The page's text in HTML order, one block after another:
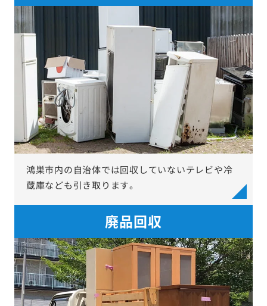
鴻巣市内の自治体では回収していないテレビや冷
蔵庫なども引き取ります。
廃品回収